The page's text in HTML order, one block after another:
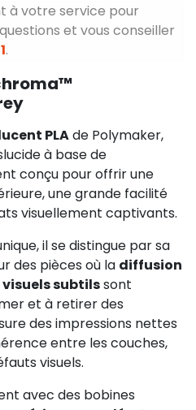
à votre service pour
et vous conseiller
.
PLAde Polymaker,
à base de
conçu pour offrir une
une grande facilité
visuellement captivants.
il se distingue par sa
des pièces où la diffusion
subtilssont
et à retirer des
des impressions nettes
entre les couches,
visuels.
avec des bobines